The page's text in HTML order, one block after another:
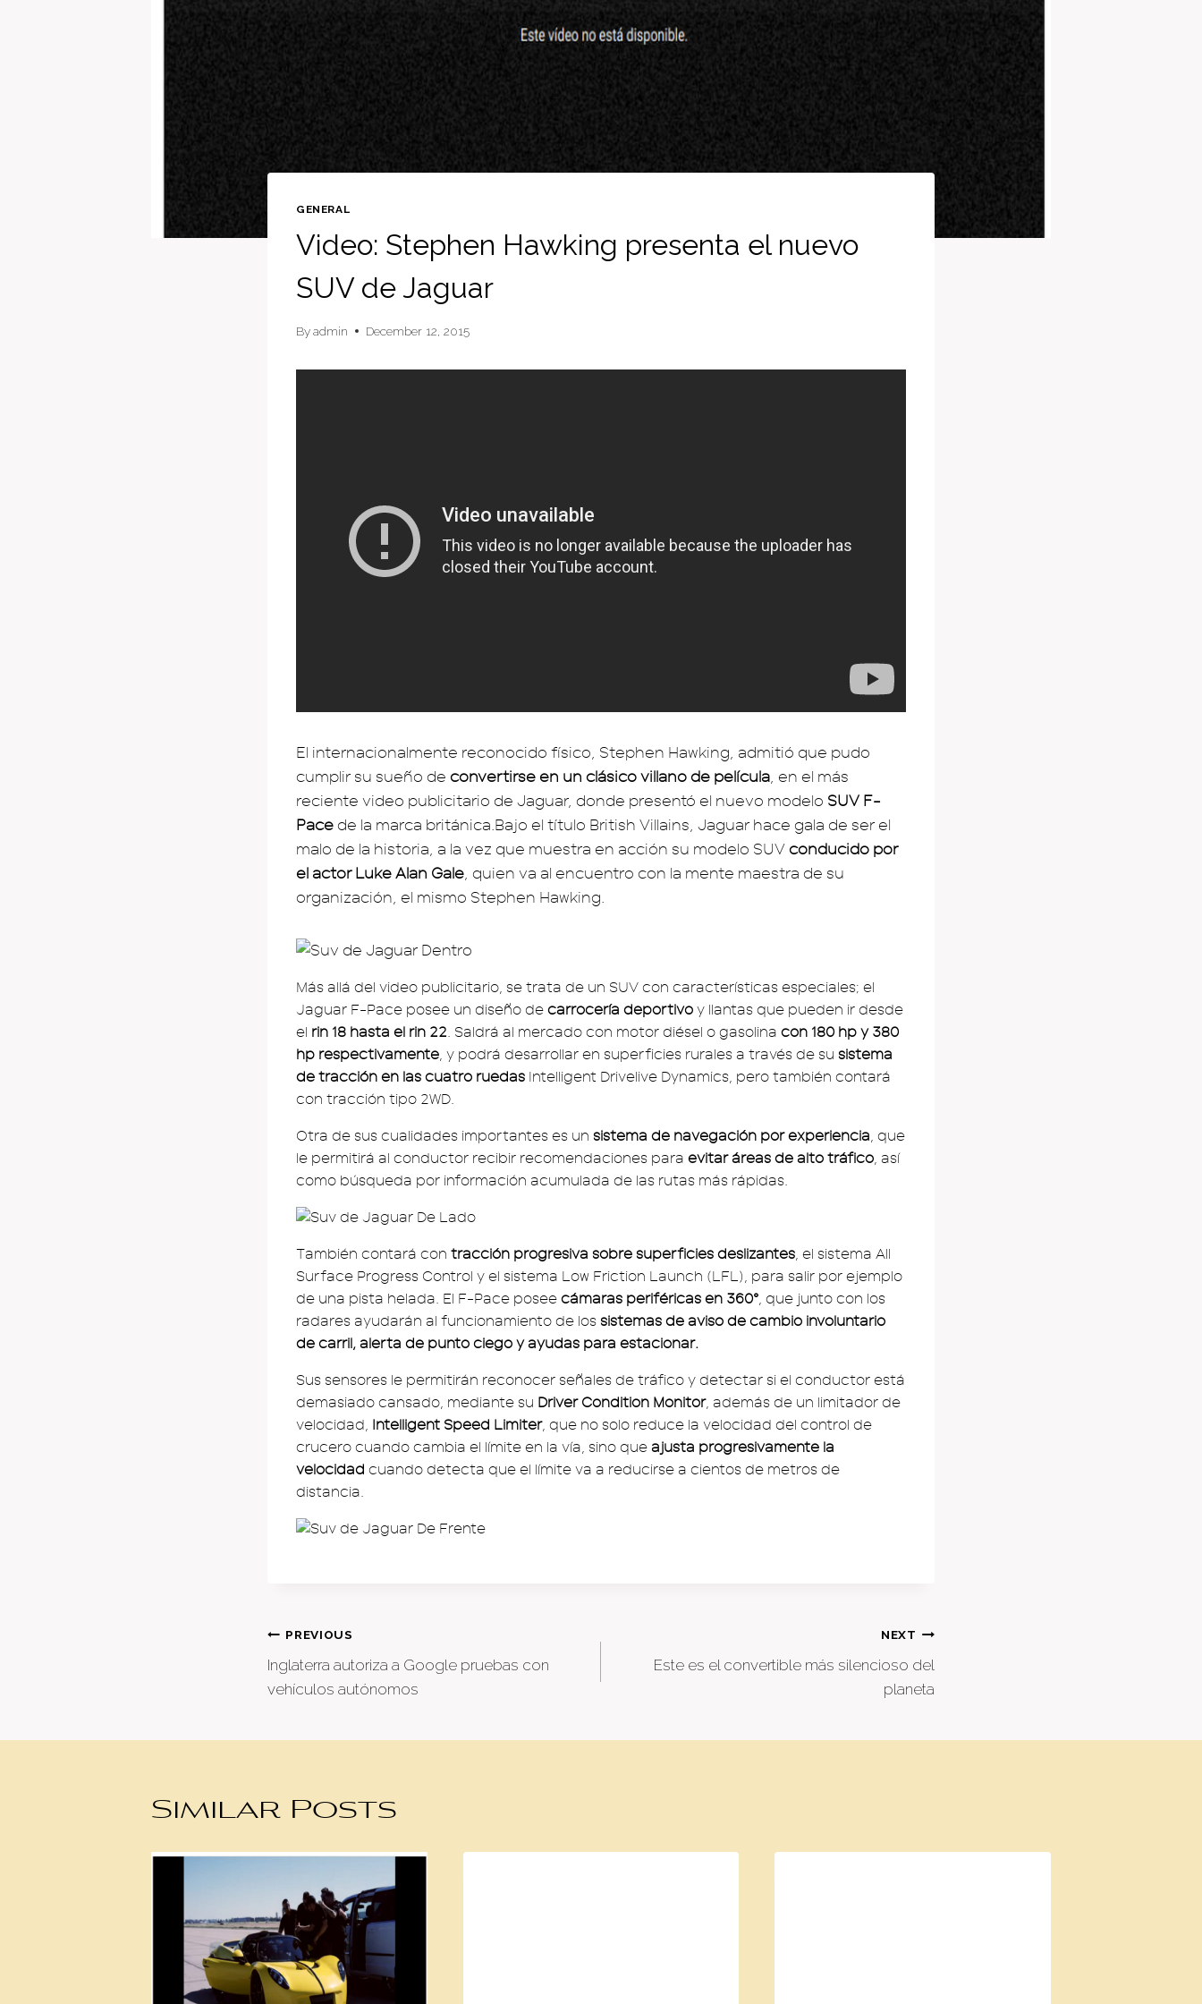
GENERAL
Video: Stephen Hawking presenta el nuevo
SUV de Jaguar
Byadmin December 12, 2015
El internacionalmente reconocido físico, Stephen Hawking, admitió que pudo
cumplir su sueño de convertirse en un clásico villano de película, en el más
reciente video publicitario de Jaguar, donde presentó el nuevo modelo SUV F-
Pace de la marca británica.Bajo el título British Villains, Jaguar hace gala de ser el
malo de la historia, a la vez que muestra en acción su modelo SUV conducido por
el actor Luke Alan Gale, quien va al encuentro con la mente maestra de su
organización, el mismo Stephen Hawking.
Más allá del video publicitario, se trata de un SUV con características especiales; el
Jaguar F-Pace posee un diseño de carrocería deportivo y llantas que pueden ir desde
el rin 18 hasta el rin 22. Saldrá al mercado con motor diésel o gasolina con 180 hp y 380
hp respectivamente, y podrá desarrollar en superficies rurales a través de su sistema
de tracción en las cuatro ruedas Intelligent Drivelive Dynamics, pero también contará
con tracción tipo 2WD.
Otra de sus cualidades importantes es un sistema de navegación por experiencia, que
le permitirá al conductor recibir recomendaciones para evitar áreas de alto tráfico, así
como búsqueda por información acumulada de las rutas más rápidas.
También contará con tracción progresiva sobre superficies deslizantes, el sistema All
Surface Progress Control y el sistema Low Friction Launch (LFL), para salir por ejemplo
de una pista helada. El F-Pace posee cámaras periféricas en 360°, que junto con los
radares ayudarán al funcionamiento de los sistemas de aviso de cambio involuntario
de carril, alerta de punto ciego y ayudas para estacionar.
Sus sensores le permitirán reconocer señales de tráfico y detectar si el conductor está
demasiado cansado, mediante su Driver Condition Monitor, además de un limitador de
velocidad, Intelligent Speed Limiter, que no solo reduce la velocidad del control de
crucero cuando cambia el límite en la vía, sino que ajusta progresivamente la
velocidad cuando detecta que el límite va a reducirse a cientos de metros de
distancia.
Post
navigation
PREVIOUS
Inglaterra autoriza a Google pruebas con
vehículos autónomos
NEXT
Este es el convertible más silencioso del
planeta
Similar Posts